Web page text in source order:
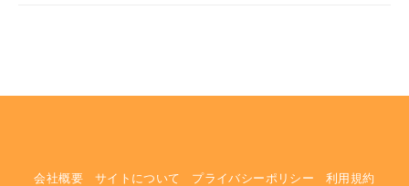
会社概要 サイトについて プライバシーポリシー 利用規約